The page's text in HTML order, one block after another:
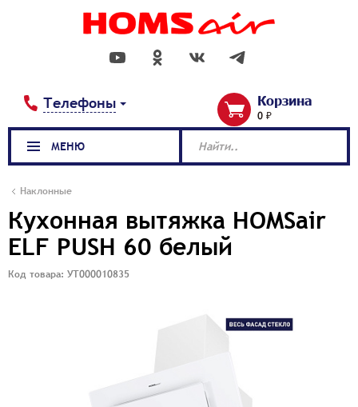
Телефоны Корзина
0 ₽
Наклонные
Кухонная вытяжка HOMSair
ELF PUSH 60 белый
Код товара: УТ000010835
МЕНЮ Найти..